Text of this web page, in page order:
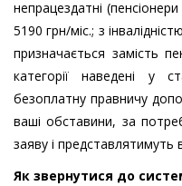
непрацездатні
5190 грн/міс.; з
призначається замість
категорії наведені у
безоплатну правничу
ваші обставини, за
заяву і представлятимуть
Як звернутися до